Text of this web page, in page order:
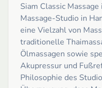
Siam Classic
Massage-Studio in
eine Vielzahl von
traditionelle
Ölmassagen sowie
Akupressur und
Philosophie des